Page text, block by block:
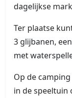
dagelijkse
Ter plaatse
3 glijbanen,
met
Op de
in de